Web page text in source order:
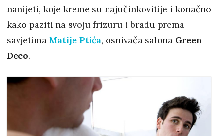
nanijeti, koje kreme su najučinkovitije i konačno
kako paziti na svoju frizuru i bradu prema
savjetima Matije Ptića, osnivača salona Green
Deco.